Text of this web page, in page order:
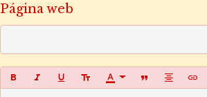
Página web